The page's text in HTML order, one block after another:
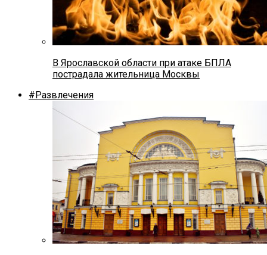
В Ярославской области при атаке БПЛА
пострадала жительница Москвы
#Развлечения